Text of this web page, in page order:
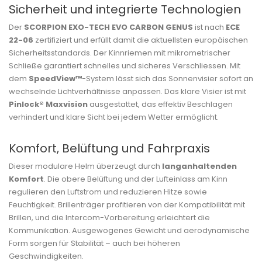
Sicherheit und integrierte Technologien
Der SCORPION EXO-TECH EVO CARBON GENUS ist nach ECE
22-06 zertifiziert und erfüllt damit die aktuellsten europäischen
Sicherheitsstandards. Der Kinnriemen mit mikrometrischer
Schließe garantiert schnelles und sicheres Verschliessen. Mit
dem SpeedView™-System lässt sich das Sonnenvisier sofort an
wechselnde Lichtverhältnisse anpassen. Das klare Visier ist mit
Pinlock® Maxvision ausgestattet, das effektiv Beschlagen
verhindert und klare Sicht bei jedem Wetter ermöglicht.
Komfort, Belüftung und Fahrpraxis
Dieser modulare Helm überzeugt durch langanhaltenden
Komfort. Die obere Belüftung und der Lufteinlass am Kinn
regulieren den Luftstrom und reduzieren Hitze sowie
Feuchtigkeit. Brillenträger profitieren von der Kompatibilität mit
Brillen, und die Intercom-Vorbereitung erleichtert die
Kommunikation. Ausgewogenes Gewicht und aerodynamische
Form sorgen für Stabilität – auch bei höheren
Geschwindigkeiten.